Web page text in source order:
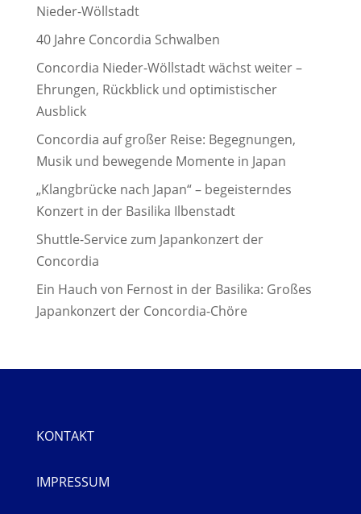
Nieder-Wöllstadt
40 Jahre Concordia Schwalben
Concordia Nieder-Wöllstadt wächst weiter –
Ehrungen, Rückblick und optimistischer
Ausblick
Concordia auf großer Reise: Begegnungen,
Musik und bewegende Momente in Japan
„Klangbrücke nach Japan“ – begeisterndes
Konzert in der Basilika Ilbenstadt
Shuttle-Service zum Japankonzert der
Concordia
Ein Hauch von Fernost in der Basilika: Großes
Japankonzert der Concordia-Chöre
KONTAKT
IMPRESSUM